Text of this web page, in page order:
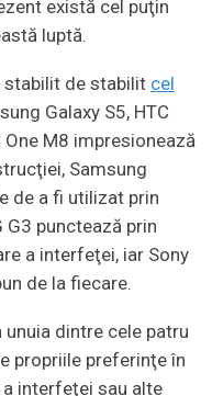
există cel puţin
luptă.
stabilit de stabilit cel
Galaxy S5, HTC
One M8 impresionează
Samsung
de a fi utilizat prin
punctează prin
a interfeţei, iar Sony
de la fiecare.
dintre cele patru
propriile preferinţe în
interfeţei sau alte